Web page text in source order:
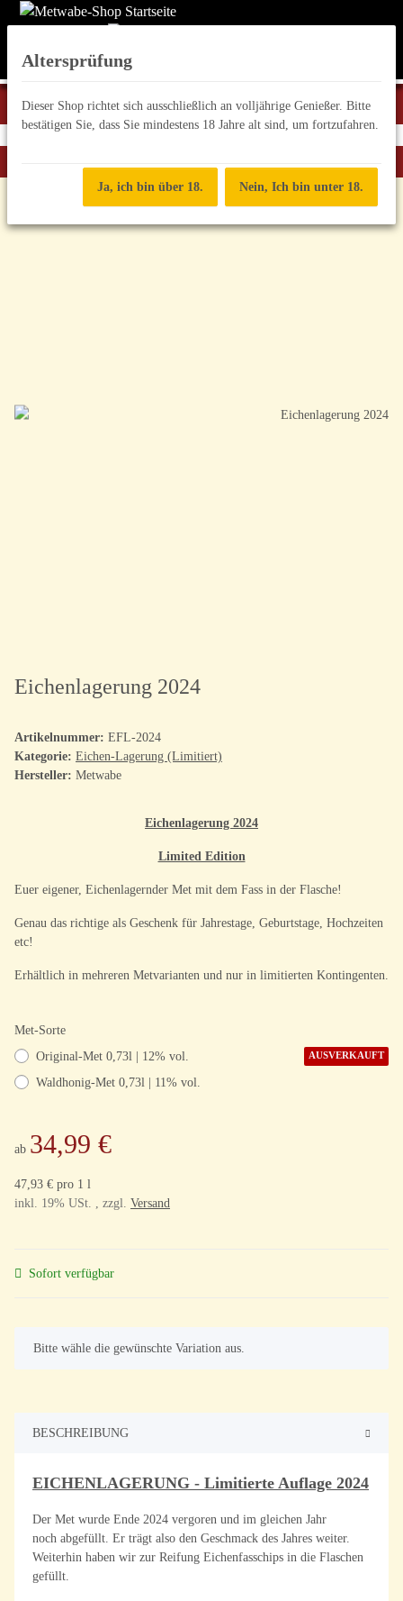
Eichenlagerung 2024
Artikelnummer: EFL-2024
Kategorie: Eichen-Lagerung (Limitiert)
Hersteller: Metwabe
Eichenlagerung 2024
Limited Edition
Euer eigener, Eichenlagernder Met mit dem Fass in der Flasche!
Genau das richtige als Geschenk für Jahrestage, Geburtstage, Hochzeiten
etc!
Erhältlich in mehreren Metvarianten und nur in limitierten Kontingenten.
Met-Sorte
Original-Met 0,73l | 12% vol.
AUSVERKAUFT
Waldhonig-Met 0,73l | 11% vol.
ab 34,99 €
47,93 € pro 1 l
inkl. 19% USt. , zzgl. Versand
Sofort verfügbar
x
Bitte wähle die gewünschte Variation aus.
BESCHREIBUNG
EICHENLAGERUNG - Limitierte Auflage 2024
Der Met wurde Ende 2024 vergoren und im gleichen Jahr
noch abgefüllt. Er trägt also den Geschmack des Jahres weiter.
Weiterhin haben wir zur Reifung Eichenfasschips in die Flaschen
gefüllt.
Altersprüfung
Dieser Shop richtet sich ausschließlich an volljährige Genießer. Bitte
bestätigen Sie, dass Sie mindestens 18 Jahre alt sind, um fortzufahren.
Ja, ich bin über 18. Nein, Ich bin unter 18.